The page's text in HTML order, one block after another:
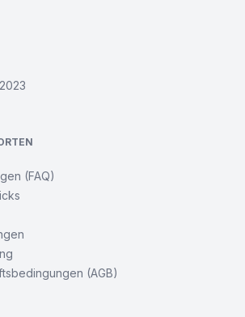
(FAQ)
(AGB)